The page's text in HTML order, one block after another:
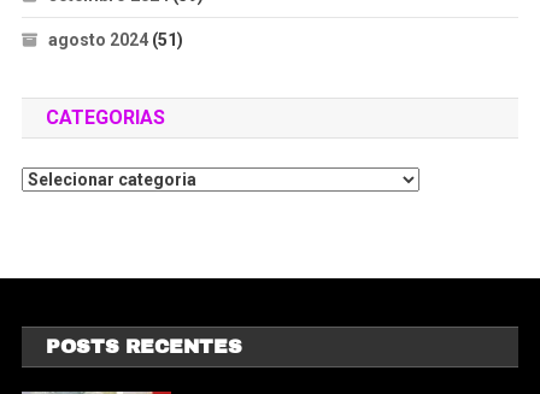
agosto 2024(51)
CATEGORIAS
POSTS RECENTES